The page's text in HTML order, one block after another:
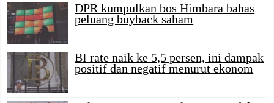
DPR kumpulkan bos Himbara bahas
peluang buyback saham
BI rate naik ke 5,5 persen, ini dampak
positif dan negatif menurut ekonom